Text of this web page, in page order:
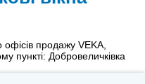
продажу VEKA,
пункті: Добровеличківка